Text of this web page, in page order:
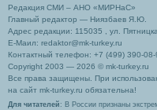
Редакция СМИ – АНО «МИРНаС»
Главный редактор — Ниязбаев Я.Ю.
Адрес редакции: 115035 , ул.
Е-Маил: redaktor@mk-turkey.ru
Контактный телефон: +7 (499) 390-08-
Copyright 2003 — 2026 © mk-turkey.ru
Все права защищены. При
на сайт mk-turkey.ru обязательна!
Для читателей : В России признаны